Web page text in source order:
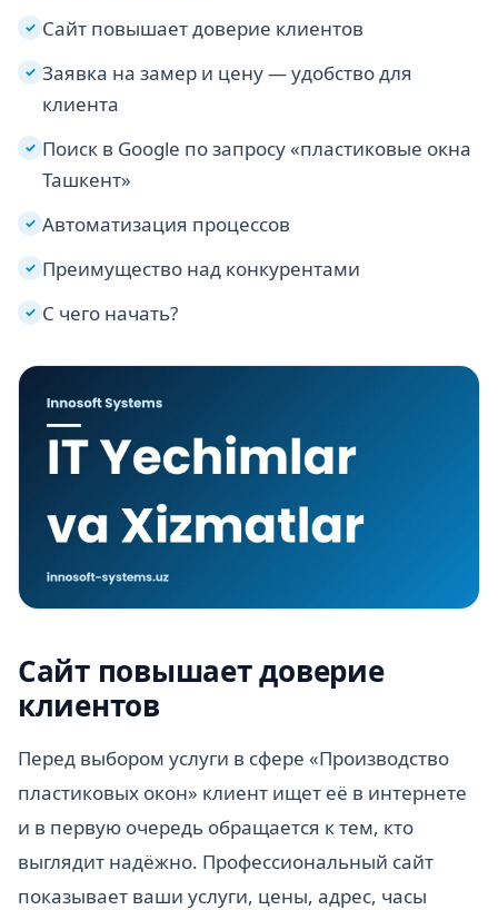
✓ Сайт повышает доверие клиентов
✓ Заявка на замер и цену — удобство для
клиента
✓ Поиск в Google по запросу «пластиковые окна
Ташкент»
✓ Автоматизация процессов
✓ Преимущество над конкурентами
✓ С чего начать?
Сайт повышает доверие
клиентов
Перед выбором услуги в сфере «Производство
пластиковых окон» клиент ищет её в интернете
и в первую очередь обращается к тем, кто
выглядит надёжно. Профессиональный сайт
показывает ваши услуги, цены, адрес, часы